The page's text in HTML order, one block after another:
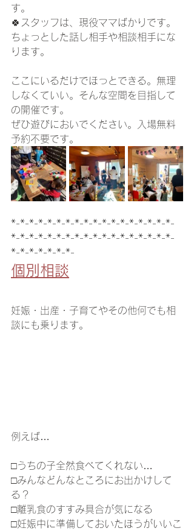
す。
🍀スタッフは、現役ママばかりです。
ちょっとした話し相手や相談相手にな
ります。
ここにいるだけでほっとできる。無理
しなくていい。そんな空間を目指して
の開催です。
ぜひ遊びにおいでください。入場無料
予約不要です。
*-*-*-*-*-*-*-*-*-*-*-*-*-*-*-*-*-*-
*-*-*-*-*-*-*-*-*-*-*-*-*-*-*-*-*-*-
*-*-*-*-*-*-*-
個別相談
妊娠・出産・子育てやその他何でも相
談にも乗ります。
例えば…
□うちの子全然食べてくれない…
□みんなどんなところにお出かけして
る？
□離乳食のすすみ具合が気になる
□妊娠中に準備しておいたほうがいいこ